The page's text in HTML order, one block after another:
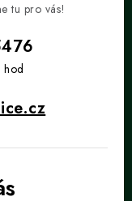
tu pro vás!